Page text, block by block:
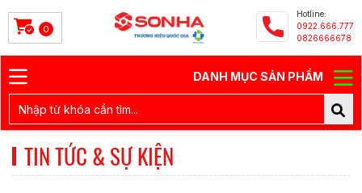
0
Hotline:
0922.666.777
0826666678
DANH MỤC SẢN PHẨM
TIN TỨC & SỰ KIỆN